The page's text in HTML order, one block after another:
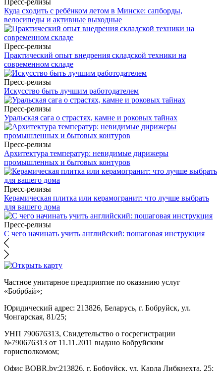
Куда сходить с ребёнком летом в Минске: сапборды,
велосипеды и активные выходные
Пресс-релизы
Практический опыт внедрения складской техники на
современном складе
Пресс-релизы
Искусство быть лучшим работодателем
Пресс-релизы
Уральская сага о страстях, камне и роковых тайнах
Пресс-релизы
Архитектура температур: невидимые дирижеры
промышленных и бытовых контуров
Пресс-релизы
Керамическая плитка или керамогранит: что лучше выбрать
для вашего дома
Пресс-релизы
С чего начинать учить английский: пошаговая инструкция
Частное унитарное предприятие по оказанию услуг
«Бобрбай»;
Юридический адрес: 213826, Беларусь, г. Бобруйск, ул.
Чонгарская, 81/25;
УНП 790676313, Свидетельство о госрегистрации
№790676313 от 11.11.2011 выдано Бобруйским
горисполкомом;
Офис BOBR.by:213826, г. Бобруйск, ул. Карла Либкнехта, 25;